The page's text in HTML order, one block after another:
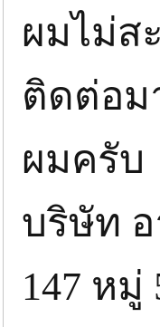
ผมไม่ส
ติดต่อม
ผมครับ
บริษัท
147 ห